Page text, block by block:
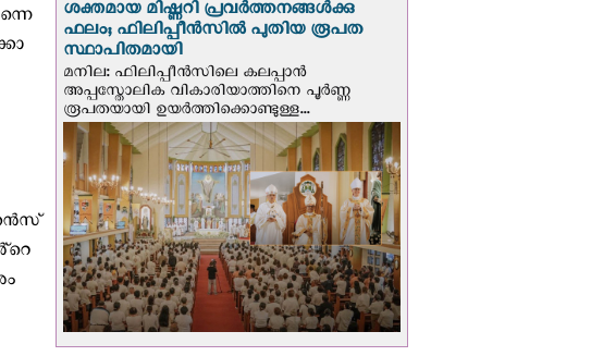
ശക്തമായ മിഷ്ണറി പ്രവർത്തനങ്ങൾക്കു
ഫലം; ഫിലിപ്പീൻസിൽ പുതിയ രൂപത
സ്ഥാപിതമായി
മനില: ഫിലിപ്പീൻസിലെ കലപ്പാൻ
അപ്പസ്തോലിക വികാരിയാത്തിനെ പൂർണ്ണ
രൂപതയായി ഉയർത്തിക്കൊണ്ടുള്ള...